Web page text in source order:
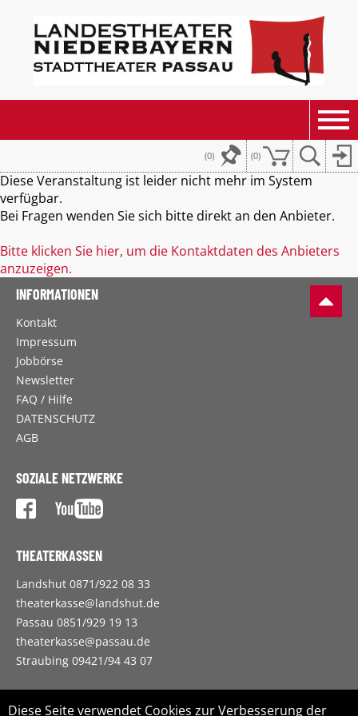
(0) (0)
Diese Seite verwendet Cookies zur Verbesserung der
Diese Veranstaltung ist leider nicht mehr im System
verfügbar.
Bei Fragen wenden Sie sich bitte direkt an den Anbieter.
Bitte klicken Sie hier, um die Kontaktdaten des Anbieters
anzuzeigen.
INFORMATIONEN
Kontakt
Impressum
Jobbörse
Newsletter
FAQ / Hilfe
DATENSCHUTZ
AGB
SOZIALE NETZWERKE
THEATERKASSEN
Landshut 0871/922 08 33
theaterkasse@landshut.de
Passau 0851/929 19 13
theaterkasse@passau.de
Straubing 09421/94 43 07
ZWECKVERBAND LANDESTHEATER NIEDERBAYERN